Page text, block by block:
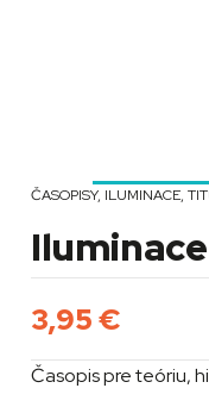
ČASOPISY, ILUMINACE,
3,95€
Časopis pre teóriu,